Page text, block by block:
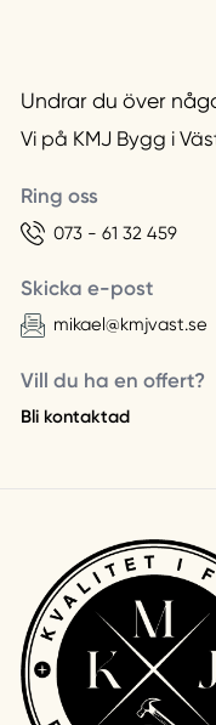
Undrar du över
Vi på KMJ Bygg i
Ring oss
073 - 61 32 459
Skicka e-post
mikael@kmjvast.se
Vill du ha en offert?
Bli kontaktad